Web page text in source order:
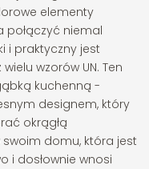
elementy
połączyć niemal
i praktyczny jest
wzorów UN. Ten
kuchenną -
designem, który
okrągłą
domu, która jest
i dosłownie wnosi